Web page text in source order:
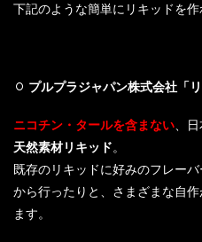
下記のような簡単にリキッドを作
プルプラジャパン株式会社「リ
ニコチン・タールを含まない 、
天然素材リキッド。
既存のリキッドに好みのフレー
から行ったりと、さまざまな自
ます。